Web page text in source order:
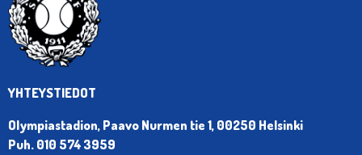
YHTEYSTIEDOT
Olympiastadion, Paavo Nurmen tie 1, 00250 Helsinki
Puh. 010 574 3959